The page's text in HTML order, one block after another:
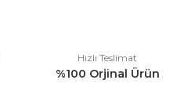
bulunuyor.
Hızlı Teslimat
%100 Orjinal Ürün